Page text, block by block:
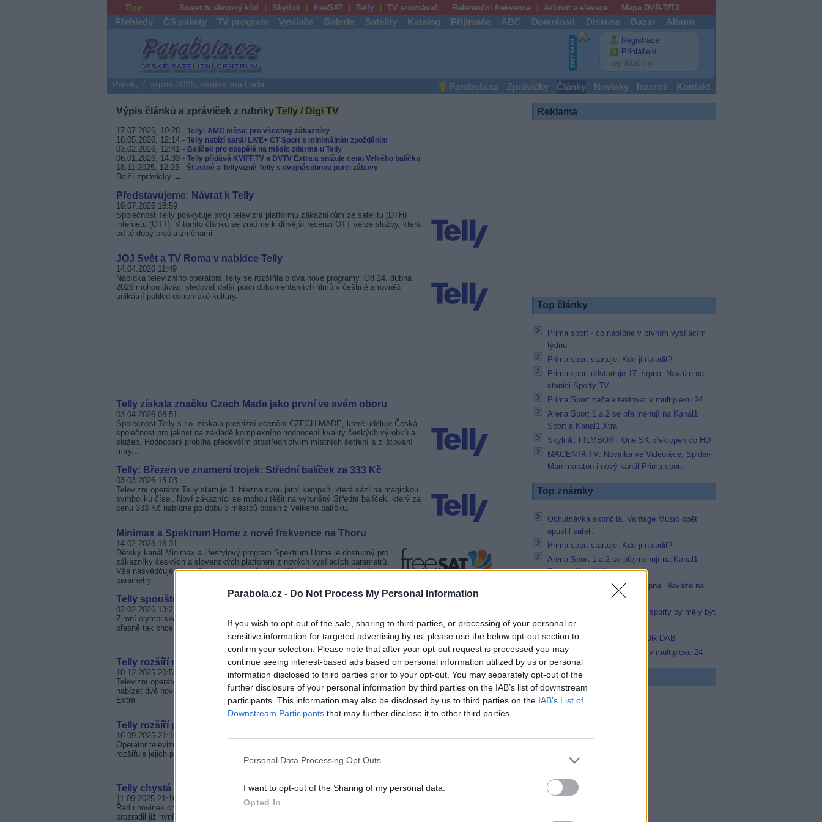
Parabola.cz - Do Not Process My Personal Information
If you wish to opt-out of the sale, sharing to third parties, or processing of your personal or
sensitive information for targeted advertising by us, please use the below opt-out section to
confirm your selection. Please note that after your opt-out request is processed you may
continue seeing interest-based ads based on personal information utilized by us or personal
information disclosed to third parties prior to your opt-out. You may separately opt-out of the
further disclosure of your personal information by third parties on the IAB’s list of downstream
participants. This information may also be disclosed by us to third parties on the IAB’s List of
Downstream Participants that may further disclose it to other third parties.
Personal Data Processing Opt Outs
I want to opt-out of the Sharing of my personal data.
Opted In
Tipy: Sweet.tv slevový kód Skylink freeSAT Telly TV srovnávač Referenční frekvence Azimut a elevace Mapa DVB-T/T2
Přehledy ČS pakety TV program Vysílače Galerie Satelity Katalog Přijímače ABC Download Diskuse Bazar Album
Parabola.cz
Registrace
Přihlášení
nepřihlášený
Pátek, 7. srpna 2026, svátek má Lada Parabola.cz Zprávičky Články Novinky Inzerce Kontakt
Výpis článků a zpráviček z rubriky Telly / Digi TV
17.07.2026, 10:28 - Telly: AMC měsíc pro všechny zákazníky
18.05.2026, 12:14 - Telly nabízí kanál LIVE+ ČT Sport s minimálním zpožděním
03.02.2026, 12:41 - Balíček pro dospělé na měsíc zdarma u Telly
06.01.2026, 14:33 - Telly přidává KVIFF.TV a DVTV Extra a snižuje cenu Velkého balíčku
18.11.2025, 12:25 - Šťastné a Tellyvizní! Telly s dvojnásobnou porci zábavy
Další zprávičky →
Představujeme: Návrat k Telly
19.07.2026 18:59
Společnost Telly poskytuje svoji televizní platformu zákazníkům ze satelitu (DTH) i
internetu (OTT). V tomto článku se vrátíme k dřívější recenzi OTT verze služby, která
od té doby prošla změnami.
JOJ Svět a TV Roma v nabídce Telly
14.04.2026 11:49
Nabídka televizního operátora Telly se rozšířila o dva nové programy. Od 14. dubna
2026 mohou diváci sledovat další porci dokumentárních filmů v češtině a rovněž
unikátní pohled do romské kultury.
Telly získala značku Czech Made jako první ve svém oboru
03.04.2026 08:51
Společnost Telly s.r.o. získala prestižní ocenění CZECH MADE, které uděluje Česká
společnost pro jakost na základě komplexního hodnocení kvality českých výrobků a
služeb. Hodnocení probíhá především prostřednictvím místních šetření a zjišťování
míry...
Telly: Březen ve znamení trojek: Střední balíček za 333 Kč
03.03.2026 15:03
Televizní operátor Telly startuje 3. března svou jarní kampaň, která sází na magickou
symboliku čísel. Noví zákazníci se mohou těšit na vytuněný Střední balíček, který za
cenu 333 Kč nabídne po dobu 3 měsíců obsah z Velkého balíčku.
Minimax a Spektrum Home z nové frekvence na Thoru
14.02.2026 16:31
Dětský kanál Minimax a lifestylový program Spektrum Home je dostupný pro
zákazníky českých a slovenských platforem z nových vysílacích parametrů.
Vše nasvědčuje tomu, že programy se budou stěhovat na nové vysílací
parametry.
Telly spouští kanály LIVE+
02.02.2026 13:22
Zimní olympijské hry jsou svátkem sportu, kde o vítězství často rozhodují setiny. A
přesně tak chce Telly ty nejdůležitější momenty dostat k televizním divákům.
Telly rozšíří nabídku o KVIFF.TV a DVTV Extra
10.12.2025 20:55
Televizní operátor Telly chystá rozšíření programové nabídky. Od Nového roku bude
nabízet dvě nové stanice - filmový kanál KVIFF.TV a publicistikou televizi DVTV
Extra.
Telly rozšíří prodej předplacených karet
16.09.2025 21:16
Operátor televizní služby Telly reaguje na rostoucí oblibu předplacených karet a
rozšiřuje jejich prodej. Od října tak budou k dispozici v dalším obchodním řetězci.
Telly chystá vlastní kanály a další novinky
11.09.2025 21:16
Řadu novinek chystá pro své zákazník televizní operátor Telly. První informace
prozradil již nyní. Provozovatel hodlá spustit vlastní tematické kanály.
Reklama
Top články
Prima sport - co nabídne v prvním vysílacím
týdnu
Prima sport startuje. Kde ji naladit?
Prima sport odstartuje 17. srpna. Naváže na
stanici Sporty TV
Prima Sport začala testovat v multiplexu 24
Arena Sport 1 a 2 se přejmenují na Kanal1
Sport a Kanal1 Xtra
Skylink: FILMBOX+ One SK překlopen do HD
MAGENTA TV: Novinka ve Videotéce, Spider-
Man maraton i nový kanál Prima sport
Top známky
Ochutnávka skončila. Vantage Music opět
opustil satelit
Prima sport startuje. Kde ji naladit?
Arena Sport 1 a 2 se přejmenují na Kanal1
Sport a Kanal1 Xtra
Prima sport odstartuje 17. srpna. Naváže na
Nejvíce čtenářů si myslí, že sporty by měly být
na jednom místě
Black FM v multiplexu COLOR DAB
Prima Sport začala testovat v multiplexu 24
TV program
22:00 Hercule Poirot
20:00 Bez motivu
00:00 Ohněm a mečem (2/2)